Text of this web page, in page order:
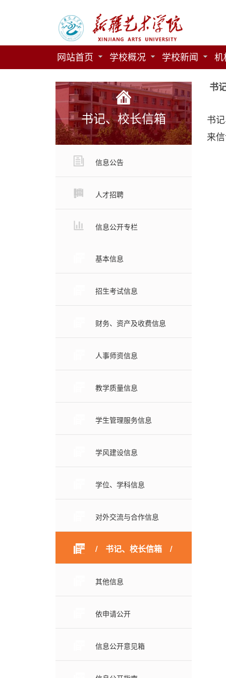
网站首页 学校概况 学校新闻 机
书记、校长信箱
信息公告
人才招聘
信息公开专栏
基本信息
招生考试信息
财务、资产及收费信息
人事师资信息
教学质量信息
学生管理服务信息
学风建设信息
学位、学科信息
对外交流与合作信息
书记、校长信箱
其他信息
依申请公开
信息公开意见箱
书
书
来